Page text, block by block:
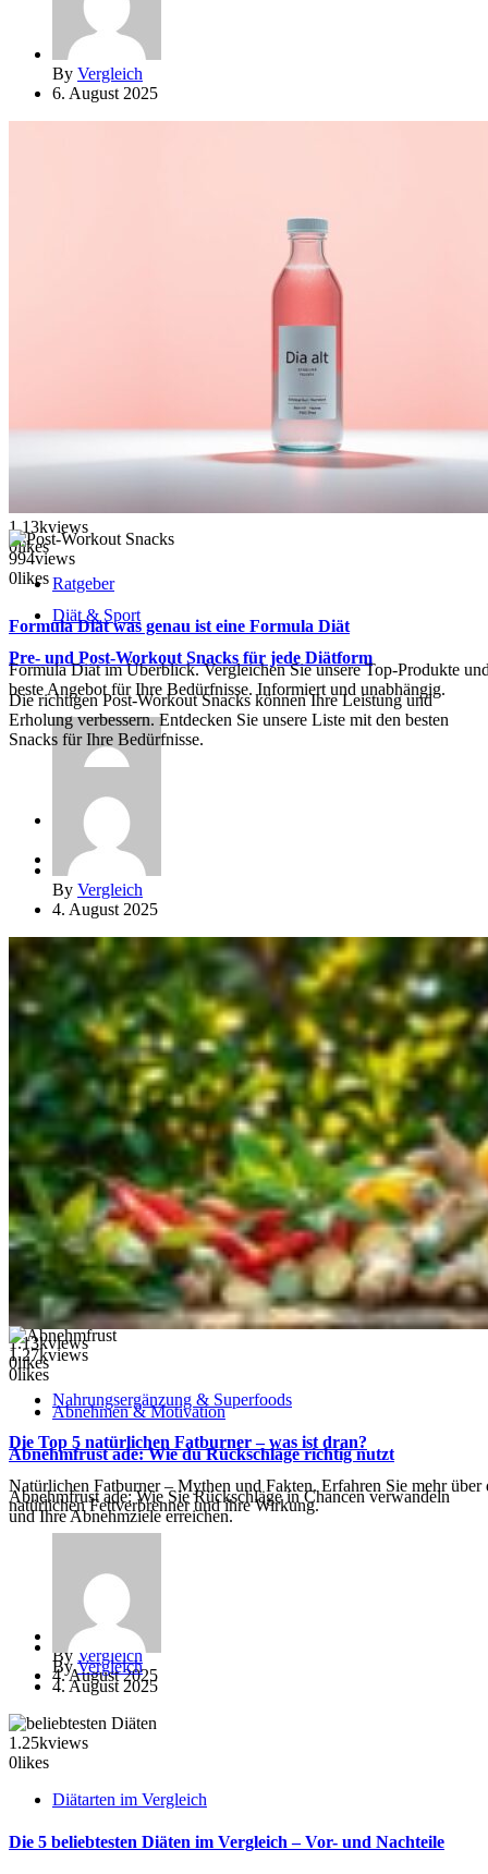
By Vergleich
6. August 2025
1.13kviews
0likes
Ratgeber
Formula Diät was genau ist eine Formula Diät
Formula Diät im Überblick. Vergleichen Sie unsere Top-Produkte
beste Angebot für Ihre Bedürfnisse. Informiert und unabhängig.
Vergleich
5. August 2025
994views
0likes
Diät & Sport
Pre- und Post-Workout Snacks für jede Diätform
Die richtigen Post-Workout Snacks können Ihre Leistung und
Erholung verbessern. Entdecken Sie unsere Liste mit den besten
Snacks für Ihre Bedürfnisse.
By Vergleich
4. August 2025
1.13kviews
0likes
Nahrungsergänzung & Superfoods
Die Top 5 natürlichen Fatburner – was ist dran?
Natürlichen Fatburner – Mythen und Fakten. Erfahren Sie mehr über
natürlichen Fettverbrenner und ihre Wirkung.
By Vergleich
4. August 2025
1.27kviews
0likes
Abnehmen & Motivation
Abnehmfrust ade: Wie du Rückschläge richtig nutzt
Abnehmfrust ade: Wie Sie Rückschläge in Chancen verwandeln
und Ihre Abnehmziele erreichen.
ByVergleich
4. August 2025
1.25kviews
0likes
Diätarten im Vergleich
Die 5 beliebtesten Diäten im Vergleich – Vor- und Nachteile